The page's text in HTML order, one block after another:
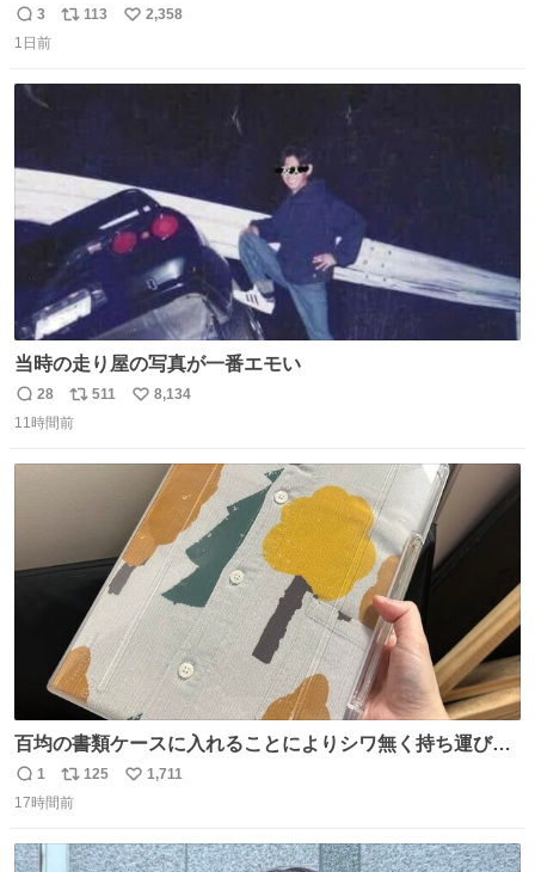
らなくて 持ち主すら動かすことができない鉄壁のスープラ
返
信
3
リ
113
い
2,358
1日前
当時の走り屋の写真が一番エモい
返
信
28
リ
ポ
511
い
8,134
11時間前
百均の書類ケースに入れることによりシワ無く持ち運びに
成功 いつも劇場のアイロンをお借りしていた ㅤ だいぶ前に
楽屋で誰かが入れているのを見て「真似しよう」と思った
返
信
1
リ
ポ
ト
125
い
数
1,711
17時間前